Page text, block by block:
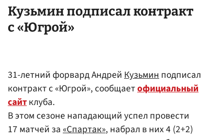
Кузьмин подписал контракт
с «Югрой»
31-летний форвард АндрейКузьминподписал
контракт с «Югрой», сообщаетофициальный
сайтклуба.
В этом сезоне нападающий успел провести
17 матчей за«Спартак», набрал в них 4 (2+2)